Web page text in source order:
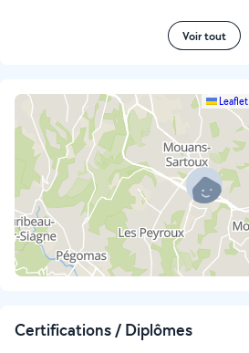
Voir tout
Leaflet
Certifications / Diplômes